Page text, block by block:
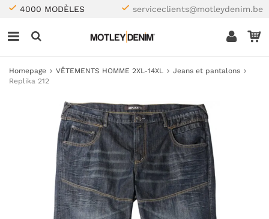
4000 MODÈLES serviceclients@motleydenim.be
Homepage VÊTEMENTS HOMME 2XL-14XL
Jeans et pantalons
Replika 212